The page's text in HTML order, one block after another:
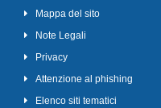
Mappa del sito
Note Legali
Privacy
Attenzione al phishing
Elenco siti tematici